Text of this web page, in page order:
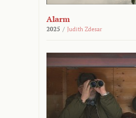
Alarm
2025 / Judith Zdesar